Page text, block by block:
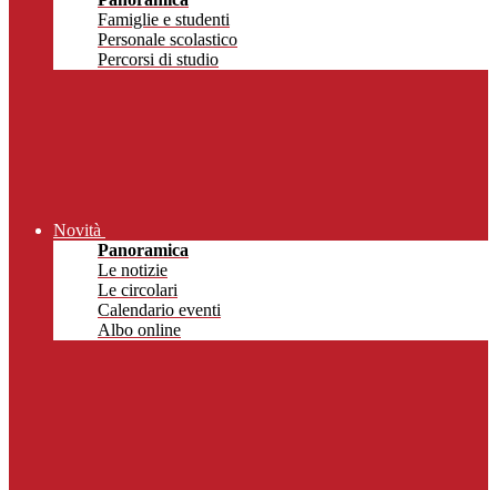
Famiglie e studenti
Personale scolastico
Percorsi di studio
Novità
Panoramica
Le notizie
Le circolari
Calendario eventi
Albo online